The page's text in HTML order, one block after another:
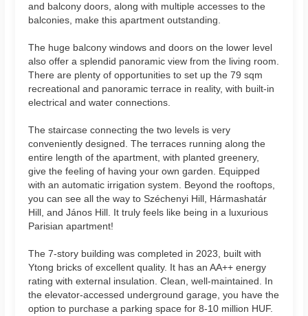
and balcony doors, along with multiple accesses to the
balconies, make this apartment outstanding.
The huge balcony windows and doors on the lower level
also offer a splendid panoramic view from the living room.
There are plenty of opportunities to set up the 79 sqm
recreational and panoramic terrace in reality, with built-in
electrical and water connections.
The staircase connecting the two levels is very
conveniently designed. The terraces running along the
entire length of the apartment, with planted greenery,
give the feeling of having your own garden. Equipped
with an automatic irrigation system. Beyond the rooftops,
you can see all the way to Széchenyi Hill, Hármashatár
Hill, and János Hill. It truly feels like being in a luxurious
Parisian apartment!
The 7-story building was completed in 2023, built with
Ytong bricks of excellent quality. It has an AA++ energy
rating with external insulation. Clean, well-maintained. In
the elevator-accessed underground garage, you have the
option to purchase a parking space for 8-10 million HUF.